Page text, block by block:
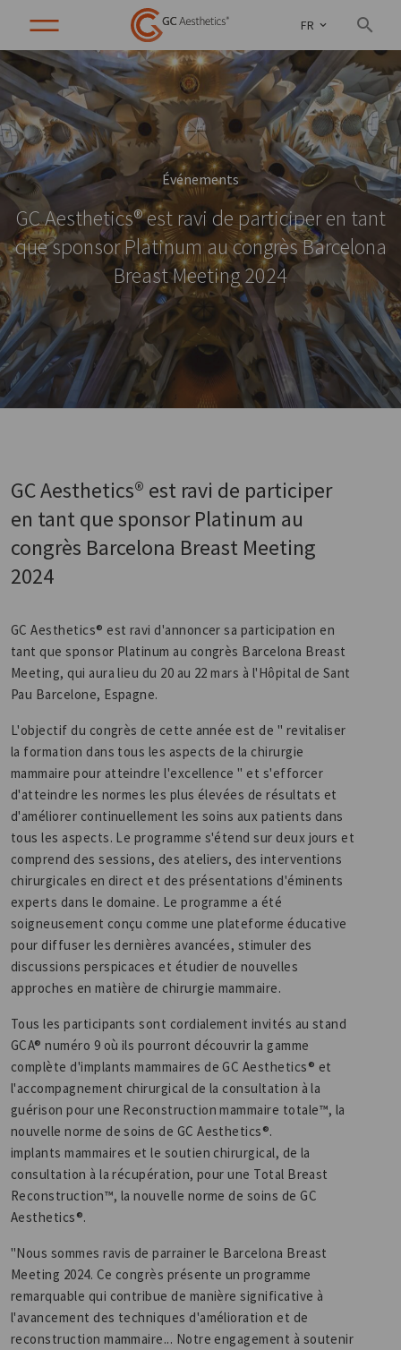
FR
Événements
GC Aesthetics® est ravi de participer en tant
que sponsor Platinum au congrès Barcelona
Breast Meeting 2024
GC Aesthetics® est ravi de participer
en tant que sponsor Platinum au
congrès Barcelona Breast Meeting
2024
GC Aesthetics® est ravi d'annoncer sa participation en
tant que sponsor Platinum au congrès Barcelona Breast
Meeting, qui aura lieu du 20 au 22 mars à l'Hôpital de Sant
Pau Barcelone, Espagne.
L'objectif du congrès de cette année est de " revitaliser
la formation dans tous les aspects de la chirurgie
mammaire pour atteindre l'excellence " et s'efforcer
d'atteindre les normes les plus élevées de résultats et
d'améliorer continuellement les soins aux patients dans
tous les aspects. Le programme s'étend sur deux jours et
comprend des sessions, des ateliers, des interventions
chirurgicales en direct et des présentations d'éminents
experts dans le domaine. Le programme a été
soigneusement conçu comme une plateforme éducative
pour diffuser les dernières avancées, stimuler des
discussions perspicaces et étudier de nouvelles
approches en matière de chirurgie mammaire.
Tous les participants sont cordialement invités au stand
GCA® numéro 9 où ils pourront découvrir la gamme
complète d'implants mammaires de GC Aesthetics® et
l'accompagnement chirurgical de la consultation à la
guérison pour une Reconstruction mammaire totale™, la
nouvelle norme de soins de GC Aesthetics®.
implants mammaires et le soutien chirurgical, de la
consultation à la récupération, pour une Total Breast
Reconstruction™, la nouvelle norme de soins de GC
Aesthetics®.
"Nous sommes ravis de parrainer le Barcelona Breast
Meeting 2024. Ce congrès présente un programme
remarquable qui contribue de manière significative à
l'avancement des techniques d'amélioration et de
reconstruction mammaire... Notre engagement à soutenir